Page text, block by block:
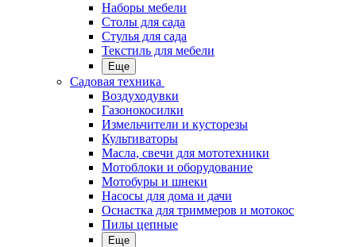
Наборы мебели
Столы для сада
Стулья для сада
Текстиль для мебели
Еще
Садовая техника
Воздуходувки
Газонокосилки
Измельчители и кусторезы
Культиваторы
Масла, свечи для мототехники
Мотоблоки и оборудование
Мотобуры и шнеки
Насосы для дома и дачи
Оснастка для триммеров и мотокос
Пилы цепные
Еще